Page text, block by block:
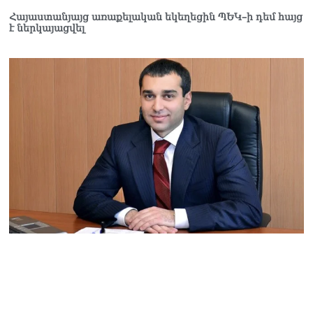
Հայաստանյայց առաքելական եկեղեցին ՊԵԿ–ի դեմ հայց
է ներկայացվել